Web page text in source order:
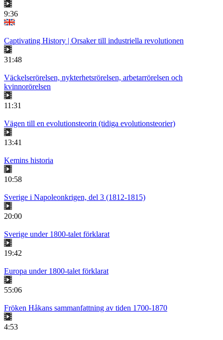
9:36
Captivating History | Orsaker till industriella revolutionen
31:48
Väckelserörelsen, nykterhetsrörelsen, arbetarrörelsen och
kvinnorörelsen
11:31
Vägen till en evolutionsteorin (tidiga evolutionsteorier)
13:41
Kemins historia
10:58
Sverige i Napoleonkrigen, del 3 (1812-1815)
20:00
Sverige under 1800-talet förklarat
19:42
Europa under 1800-talet förklarat
55:06
Fröken Håkans sammanfattning av tiden 1700-1870
4:53